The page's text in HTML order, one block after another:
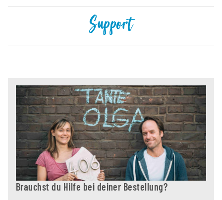
Support
Brauchst du Hilfe bei deiner Bestellung?